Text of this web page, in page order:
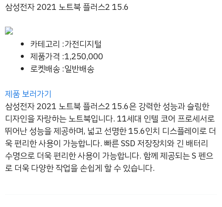
삼성전자 2021 노트북 플러스2 15.6
카테고리 :가전디지털
제품가격 :1,250,000
로켓배송 :일반배송
제품 보러가기
삼성전자 2021 노트북 플러스2 15.6은 강력한 성능과 슬림한
디자인을 자랑하는 노트북입니다. 11세대 인텔 코어 프로세서로
뛰어난 성능을 제공하며, 넓고 선명한 15.6인치 디스플레이로 더
욱 편리한 사용이 가능합니다. 빠른 SSD 저장장치와 긴 배터리
수명으로 더욱 편리한 사용이 가능합니다. 함께 제공되는 S 펜으
로 더욱 다양한 작업을 손쉽게 할 수 있습니다.